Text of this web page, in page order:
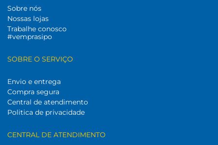
Sobre nós
Nossas lojas
Trabalhe conosco
#vemprasipo
SOBRE O SERVIÇO
Envio e entrega
Compra segura
Central de atendimento
Politica de privacidade
CENTRAL DE ATENDIMENTO